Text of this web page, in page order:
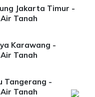
Jakarta Timur -
Tanah
Karawang -
Tanah
Tangerang -
Tanah